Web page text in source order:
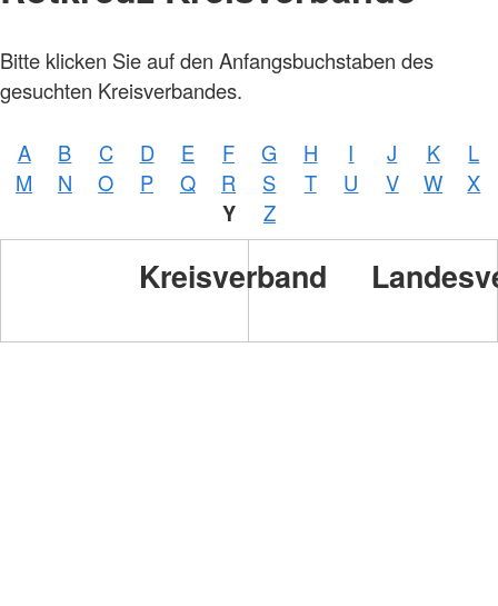
Bitte klicken Sie auf den Anfangsbuchstaben des
gesuchten Kreisverbandes.
A B C D E F G H I J K
L
M
N O P Q R S T U V W X
Y Z
Kreisverband